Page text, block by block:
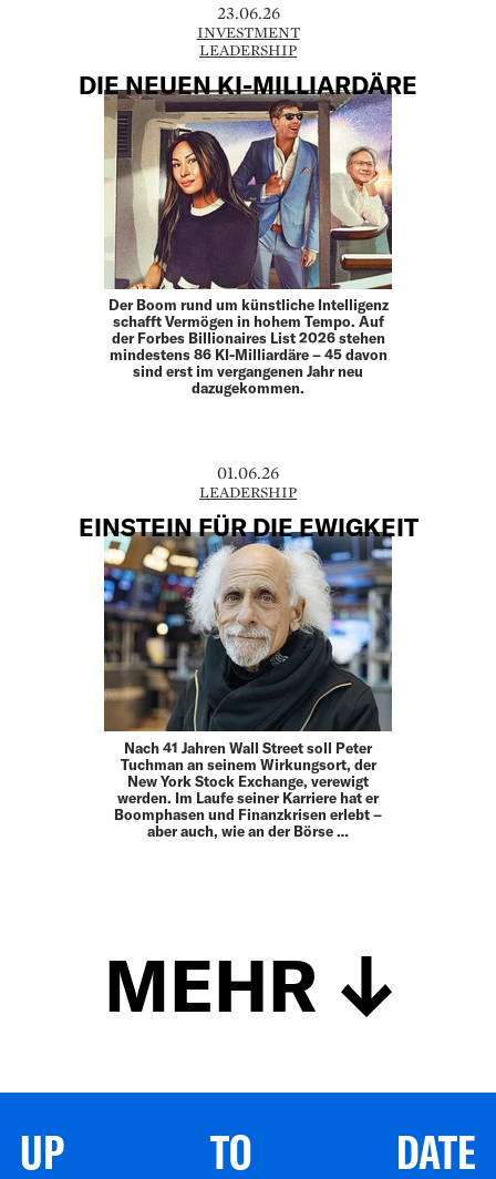
23.06.26
INVESTMENT
LEADERSHIP
DIE NEUEN KI-MILLIARDÄRE
Der Boom rund um künstliche Intelligenz
schafft Vermögen in hohem Tempo. Auf
der Forbes Billionaires List 2026 stehen
mindestens 86 KI-Milliardäre – 45 davon
sind erst im vergangenen Jahr neu
dazugekommen.
01.06.26
LEADERSHIP
EINSTEIN FÜR DIE EWIGKEIT
Nach 41 Jahren Wall Street soll Peter
Tuchman an seinem Wirkungsort, der
New York Stock Exchange, verewigt
werden. Im Laufe seiner Karriere hat er
Boomphasen und Finanz­krisen erlebt –
aber auch, wie an der Börse …
MEHR
UP TO DATE